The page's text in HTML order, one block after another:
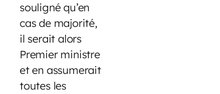
souligné qu’en
cas de majorité,
il serait alors
Premier ministre
et en assumerait
toutes les